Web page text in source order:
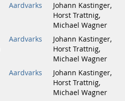
Aardvarks
Johann Kastinger,
Horst Trattnig,
Michael Wagner
Aardvarks
Johann Kastinger,
Horst Trattnig,
Michael Wagner
Aardvarks
Johann Kastinger,
Horst Trattnig,
Michael Wagner